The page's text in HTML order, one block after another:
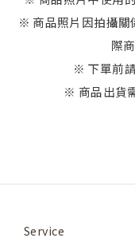
※ 商品照片因拍攝關
際
※ 下單前
※ 商品出貨
Service